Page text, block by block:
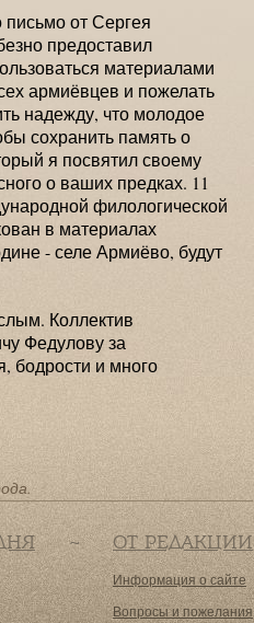
от Сергея
предоставил
материалами
армиёвцев и пожелать
надежду, что молодое
сохранить память о
я посвятил своему
о ваших предках. 11
филологической
в материалах
- селе Армиёво, будут
Коллектив
Федулову за
бодрости и много
ОТ РЕДАКЦИИ
Информация о сайте
Вопросы и пожелания